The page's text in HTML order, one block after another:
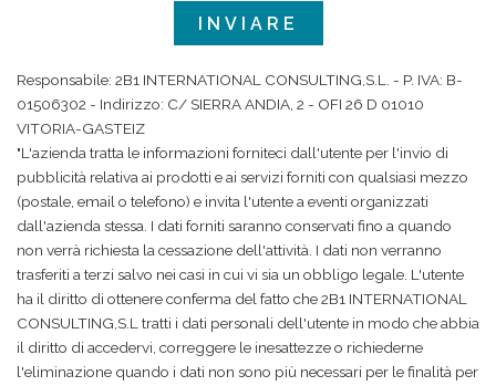
Responsabile: 2B1 INTERNATIONAL CONSULTING,S.L. - P. IVA: B-
01506302 - Indirizzo: C/ SIERRA ANDIA, 2 - OFI 26 D 01010
VITORIA-GASTEIZ
"L'azienda tratta le informazioni forniteci dall'utente per l'invio di
pubblicità relativa ai prodotti e ai servizi forniti con qualsiasi mezzo
(postale, email o telefono) e invita l'utente a eventi organizzati
dall'azienda stessa. I dati forniti saranno conservati fino a quando
non verrà richiesta la cessazione dell'attività. I dati non verranno
trasferiti a terzi salvo nei casi in cui vi sia un obbligo legale. L'utente
ha il diritto di ottenere conferma del fatto che 2B1 INTERNATIONAL
CONSULTING,S.L tratti i dati personali dell'utente in modo che abbia
il diritto di accedervi, correggere le inesattezze o richiederne
l'eliminazione quando i dati non sono più necessari per le finalità per